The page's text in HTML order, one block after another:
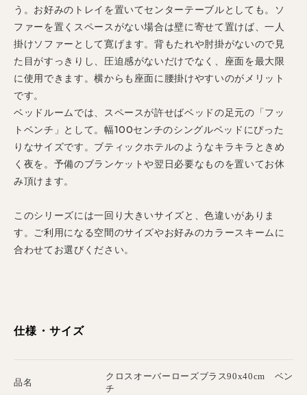
う。お好みのトレイを置いてセンターテーブルとしても。ソ
ファーを置くスペースがない場合は壁に寄せて置けば、一人
掛けソファーとして寛げます。背もたれや肘掛がないので見
た目がすっきりし、圧迫感がないだけでなく、座面を最大限
に使用できます。横からも座面に腰掛けやすいのがメリット
です。
ベッドルームでは、スペースが許せばベッドの足元の「フッ
トベンチ」として。幅100センチのシングルベッドにぴった
りなサイズです。ブティックホテルのようなキラキラときめ
く夜を。予備のブランケットや翌日必要なものを置いてお休
み頂けます。
このシリーズには一回り大きいサイズと、色違いがありま
す。ご利用になる空間のサイズやお好みのカラースキームに
合わせてお選びください。
仕様・サイズ
品名
クロスオーバーローズブラス90x40cm ベン
チ